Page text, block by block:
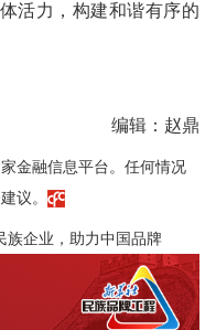
活力，构建和谐有序的
编辑：赵鼎
金融信息平台。任何情况
议。
族企业，助力中国品牌